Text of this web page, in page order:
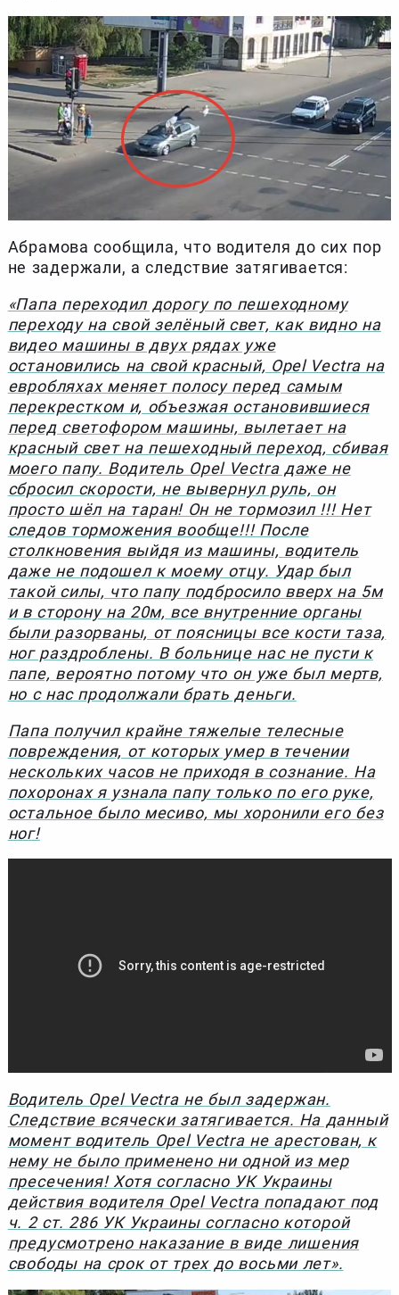
Абрамова сообщила, что водителя до сих пор
не задержали, а следствие затягивается:
«Папа переходил дорогу по пешеходному
переходу на свой зелёный свет, как видно на
видео машины в двух рядах уже
остановились на свой красный, Opel Vectra на
евробляхах меняет полосу перед самым
перекрестком и, объезжая остановившиеся
перед светофором машины, вылетает на
красный свет на пешеходный переход, сбивая
моего папу. Водитель Opel Vectra даже не
сбросил скорости, не вывернул руль, он
просто шёл на таран! Он не тормозил !!! Нет
следов торможения вообще!!! После
столкновения выйдя из машины, водитель
даже не подошел к моему отцу. Удар был
такой силы, что папу подбросило вверх на 5м
и в сторону на 20м, все внутренние органы
были разорваны, от поясницы все кости таза,
ног раздроблены. В больнице нас не пусти к
папе, вероятно потому что он уже был мертв,
но с нас продолжали брать деньги.
Папа получил крайне тяжелые телесные
повреждения, от которых умер в течении
нескольких часов не приходя в сознание. На
похоронах я узнала папу только по его руке,
остальное было месиво, мы хоронили его без
ног!
Водитель Opel Vectra не был задержан.
Следствие всячески затягивается. На данный
момент водитель Opel Vectra не арестован, к
нему не было применено ни одной из мер
пресечения! Хотя согласно УК Украины
действия водителя Opel Vectra попадают под
ч. 2 ст. 286 УК Украины согласно которой
предусмотрено наказание в виде лишения
свободы на срок от трех до восьми лет».